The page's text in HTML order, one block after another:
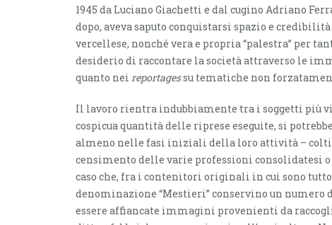
1945 da Luciano Giachetti e dal cugino Adriano
dopo, aveva saputo conquistarsi spazio e
vercellese, nonché vera e propria “palestra” per
desiderio di raccontare la società attraverso le
quanto nei reportagessu tematiche non
Il lavoro rientra indubbiamente tra i soggetti più
cospicua quantità delle riprese eseguite, si
almeno nelle fasi iniziali della loro attività –
censimento delle varie professioni consolidatesi
caso che, fra i contenitori originali in cui sono
denominazione “Mestieri” conservino un numero
essere affiancate immagini provenienti da